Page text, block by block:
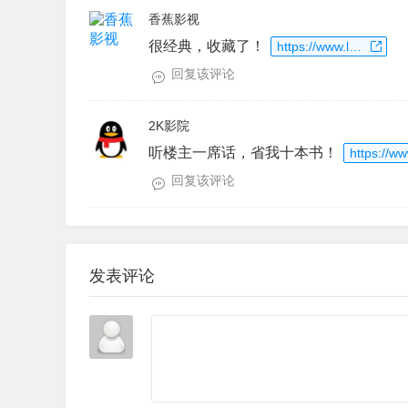
香蕉影视
很经典，收藏了！
回复该评论
2K影院
听楼主一席话，省我十本书！
回复该评论
发表评论